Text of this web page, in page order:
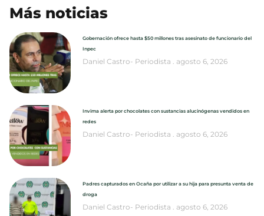
Más noticias
Gobernación ofrece hasta $50 millones tras asesinato de funcionario del
Inpec
Daniel Castro- Periodista agosto 6, 2026
Invima alerta por chocolates con sustancias alucinógenas vendidos en
redes
Daniel Castro- Periodista agosto 6, 2026
Padres capturados en Ocaña por utilizar a su hija para presunta venta de
droga
Daniel Castro- Periodista agosto 6, 2026